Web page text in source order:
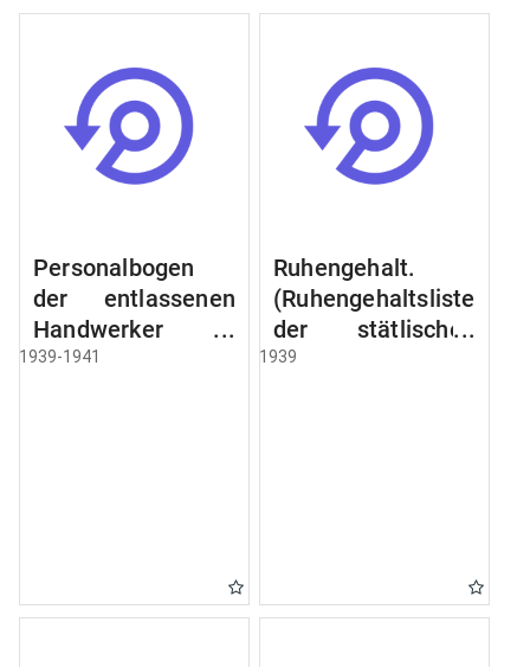
Personalbogen
der entlassenen
Handwerker u.
Arbeiter des
1939-1941
Ruhengehalt.
(Ruhengehaltsliste
der stätlischen
Beamten u.
Raczyński! Schen
Bibliothek).
1939